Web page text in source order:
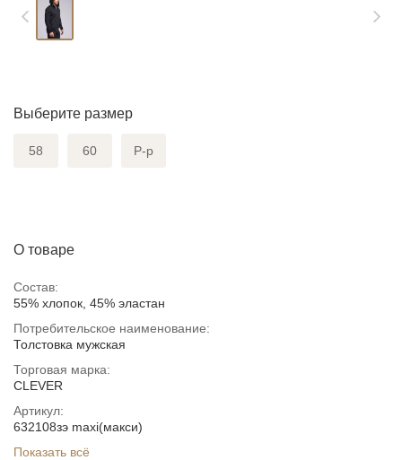
Выберите размер
58 60 Р-р
О товаре
Состав:
55% хлопок, 45% эластан
Потребительское наименование:
Толстовка мужская
Торговая марка:
CLEVER
Артикул:
632108зэ maxi(макси)
Показать всё